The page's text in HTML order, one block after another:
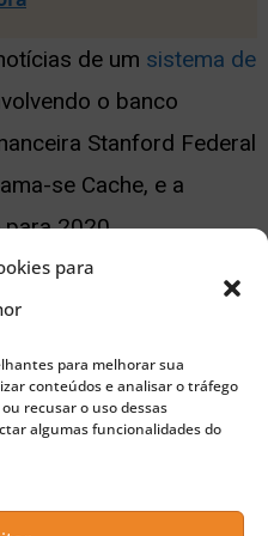
para
para melhorar sua
conteúdos e analisar o tráfego
recusar o uso dessas
algumas funcionalidades do
de um sistema de
o banco
Stanford Federal
se Cache, e a
2020.
diretor geral e
quer agregar valor
vendedores – incluindo